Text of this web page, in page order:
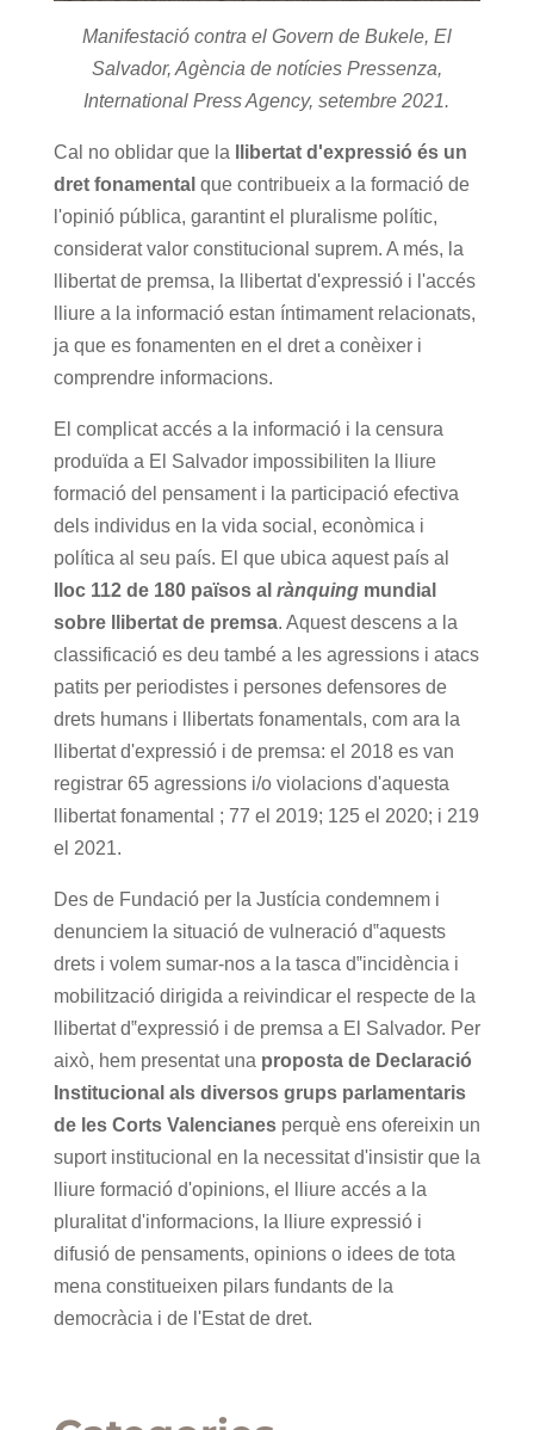
Manifestació contra el Govern de Bukele, El
Salvador, Agència de notícies Pressenza,
International Press Agency, setembre 2021.
Cal no oblidar que la
llibertat d'expressió és un
dret fonamental que contribueix a la formació de
l'opinió pública, garantint el pluralisme polític,
considerat valor constitucional suprem. A més, la
llibertat de premsa, la llibertat d'expressió i l'accés
lliure a la informació estan íntimament relacionats,
ja que es fonamenten en el dret a conèixer i
comprendre informacions.
El complicat accés a la informació i la censura
produïda a El Salvador impossibiliten la lliure
formació del pensament i la participació efectiva
dels individus en la vida social, econòmica i
política al seu país. El que ubica aquest país al
lloc 112 de 180 països al rànquingmundial
sobre llibertat de premsa. Aquest descens a la
classificació es deu també a les agressions i atacs
patits per periodistes i persones defensores de
drets humans i llibertats fonamentals, com ara la
llibertat d'expressió i de premsa: el 2018 es van
registrar 65 agressions i/o violacions d'aquesta
llibertat fonamental ; 77 el 2019; 125 el 2020; i 219
el 2021.
Des de Fundació per la Justícia condemnem i
denunciem la situació de vulneració d‟aquests
drets i volem sumar-nos a la tasca d‟incidència i
mobilització dirigida a reivindicar el respecte de la
llibertat d‟expressió i de premsa a El Salvador. Per
això, hem presentat una proposta de Declaració
Institucional als diversos grups parlamentaris
de les Corts Valencianesperquè ens ofereixin un
suport institucional en la necessitat d'insistir que la
lliure formació d'opinions, el lliure accés a la
pluralitat d'informacions, la lliure expressió i
difusió de pensaments, opinions o idees de tota
mena constitueixen pilars fundants de la
democràcia i de l'Estat de dret.